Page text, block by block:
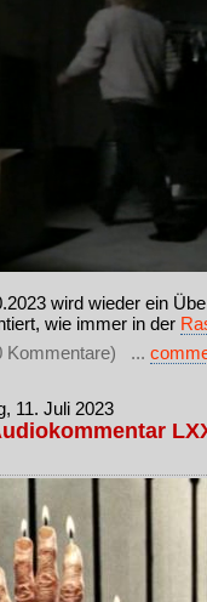
wird wieder ein
wie immer in der
Kommentare) ...
11. Juli 2023